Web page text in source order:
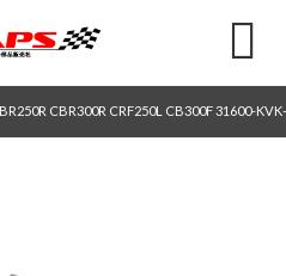

CBR300R CRF250L CB300F 31600-